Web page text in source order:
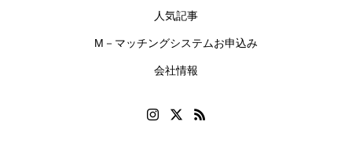
人気記事
M－マッチングシステムお申込み
会社情報